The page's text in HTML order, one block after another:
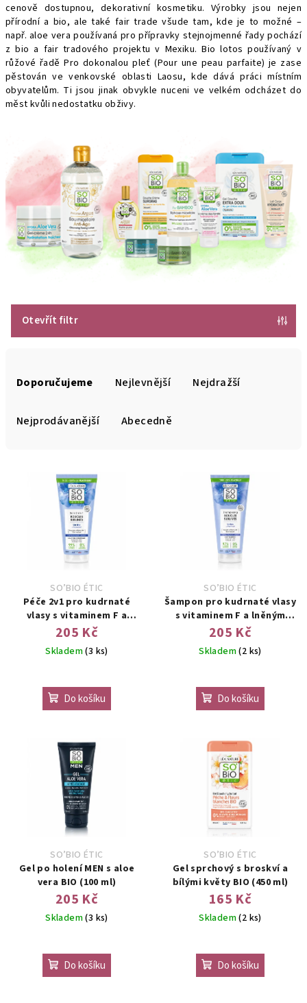
cenově dostupnou, dekorativní kosmetiku. Výrobky jsou nejen
přírodní a bio, ale také fair trade všude tam, kde je to možné –
např. aloe vera používaná pro přípravky stejnojmenné řady pochází
z bio a fair tradového projektu v Mexiku. Bio lotos používaný v
růžové řadě Pro dokonalou pleť (Pour une peau parfaite) je zase
pěstován ve venkovské oblasti Laosu, kde dává práci místním
obyvatelům. Ti jsou jinak obvykle nuceni ve velkém odcházet do
měst kvůli nedostatku obživy.
Otevřít filtr
Doporučujeme Nejlevnější Nejdražší
Nejprodávanější Abecedně
SO’BIO ÉTIC
Péče 2v1 pro kudrnaté
vlasy s vitaminem F a
lněným semínkem BIO (200
205 Kč
Skladem(3 ks)
Do košíku
SO’BIO ÉTIC
Šampon pro kudrnaté vlasy
s vitaminem F a lněným
semínkem BIO (250 ml)
205 Kč
Skladem(2 ks)
Do košíku
SO’BIO ÉTIC
Gel po holení MEN s aloe
vera BIO (100 ml)
205 Kč
Skladem(3 ks)
Do košíku
SO’BIO ÉTIC
Gel sprchový s broskví a
bílými květy BIO (450 ml)
165 Kč
Skladem(2 ks)
Do košíku